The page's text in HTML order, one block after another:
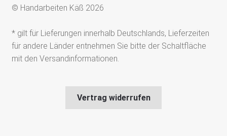
© Handarbeiten Käß 2026
* gilt für Lieferungen innerhalb Deutschlands, Lieferzeiten
für andere Länder entnehmen Sie bitte der Schaltfläche
mit den Versandinformationen.
Vertrag widerrufen